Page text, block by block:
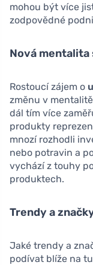
mohou být více
zodpovědné
Nová
Rostoucí zájem o
změnu v
dál tím více
produkty
mnozí rozhodli
nebo potravin a
vychází z touhy
produktech.
Trendy a
Jaké trendy a
podívat blíže na